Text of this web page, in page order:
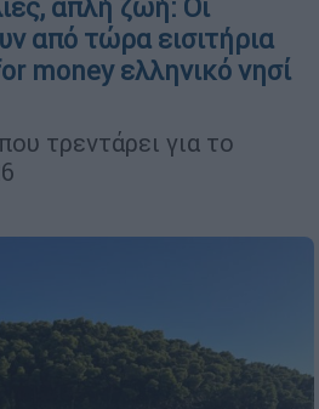
απλή ζωή: Οι
από τώρα εισιτήρια
money ελληνικό νησί
τρεντάρει για το